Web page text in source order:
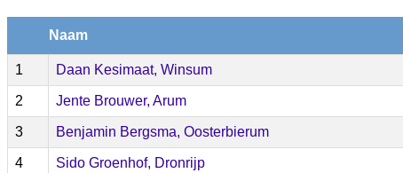
Naam
1 Daan Kesimaat, Winsum
2 Jente Brouwer, Arum
3 Benjamin Bergsma, Oosterbierum
4 Sido Groenhof, Dronrijp